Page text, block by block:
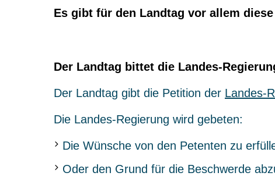
Es gibt für den Landtag vor allem
Der Landtag bittet die Landes-
Der Landtag gibt die Petition der Landes-
Die Landes-Regierung wird gebeten:
Die Wünsche von den Petenten zu
Oder den Grund für die Beschwerde